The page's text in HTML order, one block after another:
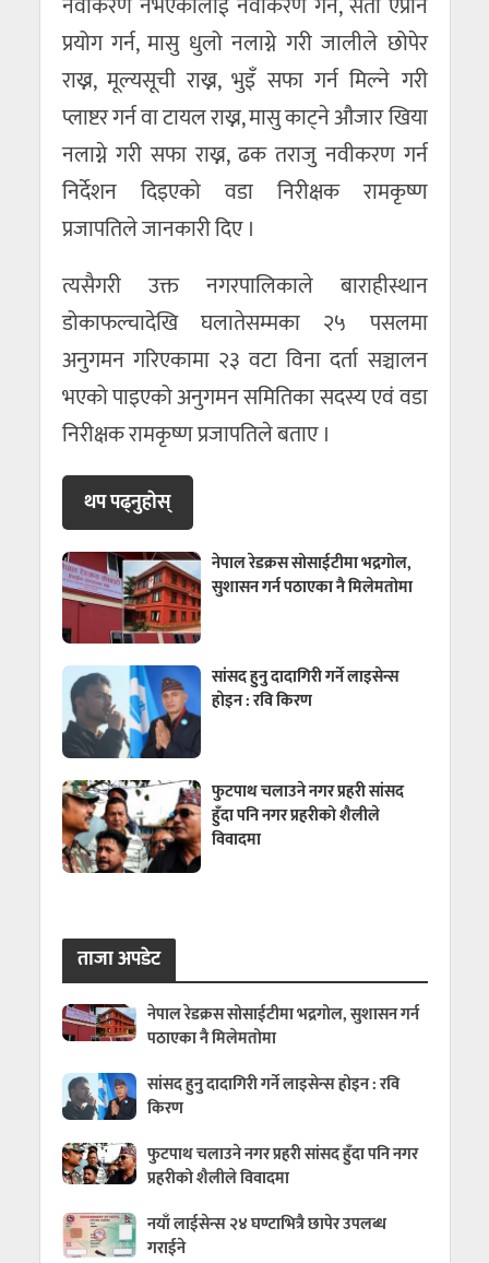
प्रयोग गर्न, मासु धुलो नलाग्ने गरी जालीले छोपेर
राख्न, मूल्यसूची राख्न, भुइँ सफा गर्न मिल्ने गरी
प्लाष्टर गर्न वा टायल राख्न, मासु काट्ने औजार खिया
नलाग्ने गरी सफा राख्न, ढक तराजु नवीकरण गर्न
निर्देशन दिइएको वडा निरीक्षक रामकृष्ण
प्रजापतिले जानकारी दिए ।
त्यसैगरी उक्त नगरपालिकाले बाराहीस्थान
डोकाफल्चादेखि घलातेसम्मका २५ पसलमा
अनुगमन गरिएकामा २३ वटा विना दर्ता सञ्चालन
भएको पाइएको अनुगमन समितिका सदस्य एवं वडा
निरीक्षक रामकृष्ण प्रजापतिले बताए ।
थप पढ्नुहाेस्
नेपाल रेडक्रस सोसाईटीमा भद्रगोल,
सुशासन गर्न पठाएका नै मिलेमतोमा
सांसद हुनु दादागिरी गर्ने लाइसेन्स
होइन : रवि किरण
फुटपाथ चलाउने नगर प्रहरी सांसद
हुँदा पनि नगर प्रहरीको शैलीले
विवादमा
ताजा अपडेट
नेपाल रेडक्रस सोसाईटीमा भद्रगोल, सुशासन गर्न
पठाएका नै मिलेमतोमा
सांसद हुनु दादागिरी गर्ने लाइसेन्स होइन : रवि
किरण
फुटपाथ चलाउने नगर प्रहरी सांसद हुँदा पनि नगर
प्रहरीको शैलीले विवादमा
नयाँ लाईसेन्स २४ घण्टाभित्रै छापेर उपलब्ध
गराईने